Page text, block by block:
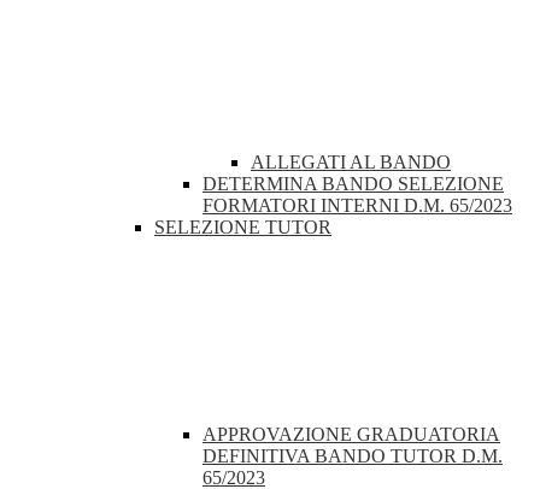
ALLEGATI AL BANDO
DETERMINA BANDO SELEZIONE
FORMATORI INTERNI D.M. 65/2023
SELEZIONE TUTOR
APPROVAZIONE GRADUATORIA
DEFINITIVA BANDO TUTOR D.M.
65/2023